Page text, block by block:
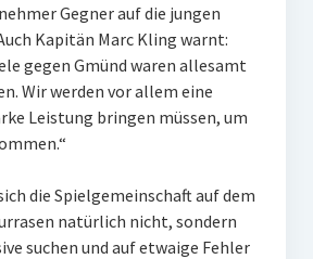
Gegner auf die jungen
Kapitän Marc Kling warnt:
gegen Gmünd waren allesamt
Wir werden vor allem eine
Leistung bringen müssen, um
die Spielgemeinschaft auf dem
natürlich nicht, sondern
suchen und auf etwaige Fehler